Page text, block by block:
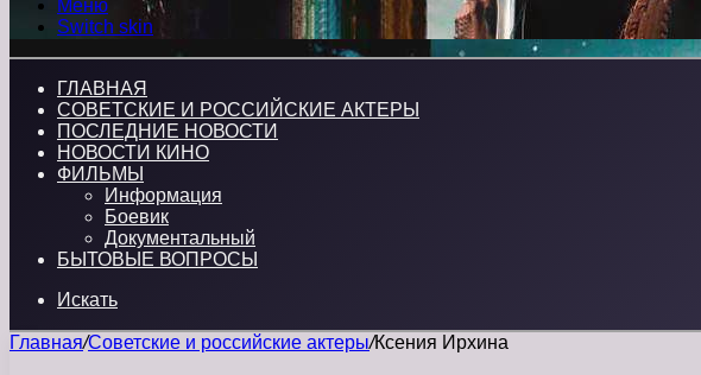
Меню
Switch skin
ГЛАВНАЯ
СОВЕТСКИЕ И РОССИЙСКИЕ АКТЕРЫ
ПОСЛЕДНИЕ НОВОСТИ
НОВОСТИ КИНО
ФИЛЬМЫ
Информация
Боевик
Документальный
БЫТОВЫЕ ВОПРОСЫ
Искать
Главная/Советские и российские актеры/Ксения Ирхина